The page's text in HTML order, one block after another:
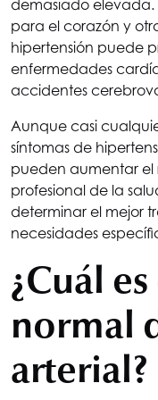
demasiado elevada.
para el corazón y
hipertensión puede
enfermedades
accidentes
Aunque casi
síntomas de
pueden aumentar el
profesional de la
determinar el mejor
necesidades
¿Cuál
normal
arterial?